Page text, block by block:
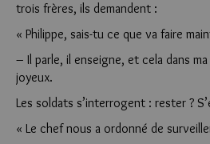
trois frères, ils demandent :
« Philippe, sais-tu ce que va faire
– Il parle, il enseigne, et cela dans
joyeux.
Les soldats s’interrogent : rester ?
« Le chef nous a ordonné de